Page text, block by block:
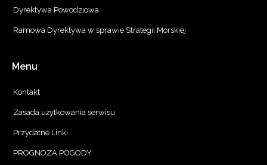
Dyrektywa Powodziowa
Ramowa Dyrektywa w sprawie Strategii Morskiej
Menu
Kontakt
Zasada użytkowania serwisu
Przydatne Linki
PROGNOZA POGODY